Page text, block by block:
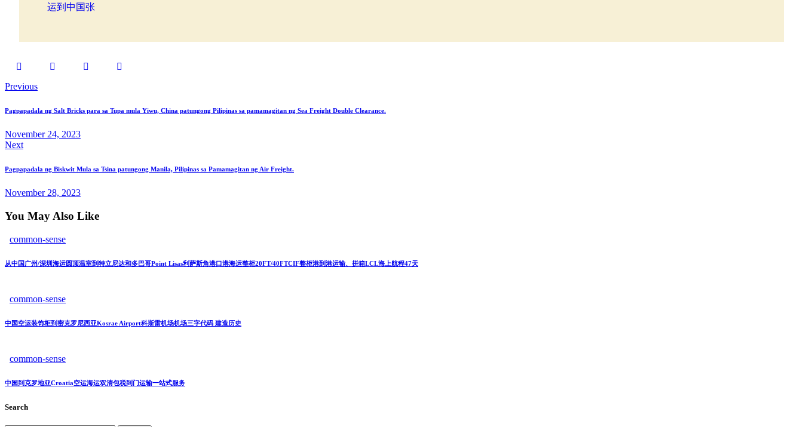
Previous
Pagpapadala ng Salt Bricks para sa Tupa mula Yiwu, China patungong Pilipinas sa pamamagitan ng Sea Freight Double Clearance.
November 24, 2023
Next
Pagpapadala ng Biskwit Mula sa Tsina patungong Manila, Pilipinas sa Pamamagitan ng Air Freight.
November 28, 2023
You May Also Like
common-sense
从中国广州/深圳海运圆顶温室到特立尼达和多巴哥Point Lisas利萨斯角港口港海运整柜20FT/40FTCIF整柜港到港运输、拼箱LCL海上航程47天
common-sense
中国空运装饰柜到密克罗尼西亚Kosrae Airport科斯雷机场机场三字代码 建造历史
common-sense
中国到克罗地亚Croatia空运海运双清包税到门运输一站式服务
Search